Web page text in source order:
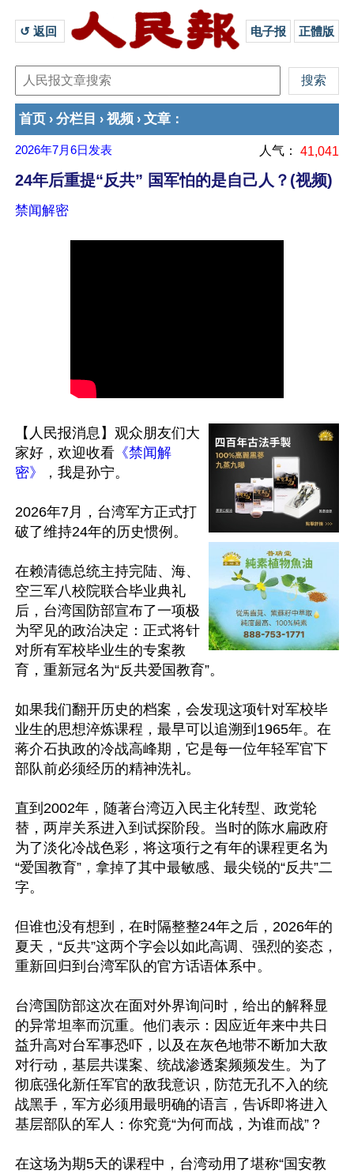
↺ 返回 电子报 正體版
首页 › 分栏目 › 视频 › 文章 ：
2026年7月6日 发表 人气： 41,041
24年后重提“反共” 国军怕的是自己人？(视频)
禁闻解密
【人民报消息】观众朋友们大
家好，欢迎收看 《禁闻解
密》
，我是孙宁。
2026年7月，台湾军方正式打
破了维持24年的历史惯例。
在赖清德总统主持完陆、海、
空三军八校院联合毕业典礼
后，台湾国防部宣布了一项极
为罕见的政治决定：正式将针
对所有军校毕业生的专案教
育，重新冠名为“反共爱国教育”。
如果我们翻开历史的档案，会发现这项针对军校毕
业生的思想淬炼课程，最早可以追溯到1965年。在
蒋介石执政的冷战高峰期，它是每一位年轻军官下
部队前必须经历的精神洗礼。
直到2002年，随著台湾迈入民主化转型、政党轮
替，两岸关系进入到试探阶段。当时的陈水扁政府
为了淡化冷战色彩，将这项行之有年的课程更名为
“爱国教育”，拿掉了其中最敏感、最尖锐的“反共”二
字。
但谁也没有想到，在时隔整整24年之后，2026年的
夏天，“反共”这两个字会以如此高调、强烈的姿态，
重新回归到台湾军队的官方话语体系中。
台湾国防部这次在面对外界询问时，给出的解释显
的异常坦率而沉重。他们表示：因应近年来中共日
益升高对台军事恐吓，以及在灰色地带不断加大敌
对行动，基层共谍案、统战渗透案频频发生。为了
彻底强化新任军官的敌我意识，防范无孔不入的统
战黑手，军方必须用最明确的语言，告诉即将进入
基层部队的军人：你究竟“为何而战，为谁而战”？
在这场为期5天的课程中，台湾动用了堪称“国安教